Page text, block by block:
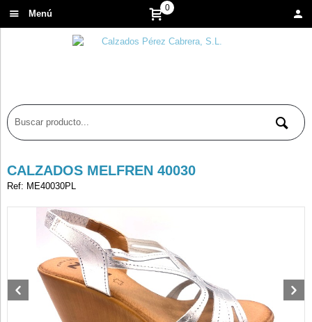
0
CALZADOS MELFREN 40030
Ref: ME40030PL
Menú